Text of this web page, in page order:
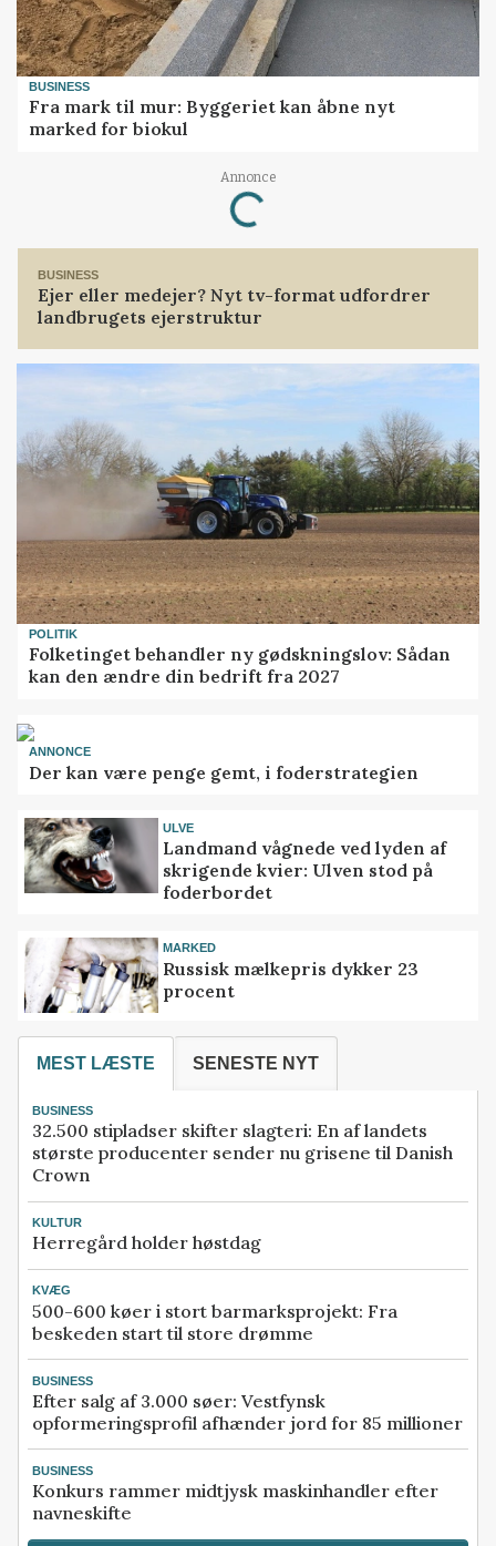
BUSINESS
Fra mark til mur: Byggeriet kan åbne nyt
marked for biokul
Annonce
Loading...
BUSINESS
Ejer eller medejer? Nyt tv-format udfordrer
landbrugets ejerstruktur
POLITIK
Folketinget behandler ny gødskningslov: Sådan
kan den ændre din bedrift fra 2027
ANNONCE
Der kan være penge gemt, i foderstrategien
ULVE
Landmand vågnede ved lyden af
skrigende kvier: Ulven stod på
foderbordet
MARKED
Russisk mælkepris dykker 23
procent
MEST LÆSTE SENESTE NYT
BUSINESS
32.500 stipladser skifter slagteri: En af landets
største producenter sender nu grisene til Danish
Crown
KULTUR
Herregård holder høstdag
KVÆG
500-600 køer i stort barmarksprojekt: Fra
beskeden start til store drømme
BUSINESS
Efter salg af 3.000 søer: Vestfynsk
opformeringsprofil afhænder jord for 85 millioner
BUSINESS
Konkurs rammer midtjysk maskinhandler efter
navneskifte